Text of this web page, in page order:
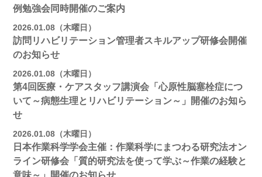
例勉強会同時開催のご案内
2026.01.08（木曜日）
訪問リハビリテーション管理者スキルアップ研修会開催
のお知らせ
2026.01.08（木曜日）
第4回医療・ケアスタッフ講演会「心原性脳塞栓症につ
いて～病態生理とリハビリテーション～」開催のお知ら
せ
2026.01.08（木曜日）
日本作業科学学会主催：作業科学にまつわる研究法オン
ライン研修会「質的研究法を使って学ぶ～作業の経験と
意味～」開催のお知らせ